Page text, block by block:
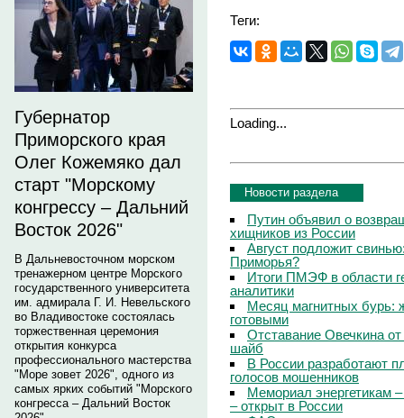
Губернатор
Приморского края
Олег Кожемяко дал
старт "Морскому
конгрессу – Дальний
Восток 2026"
В Дальневосточном морском
тренажерном центре Морского
государственного университета
им. адмирала Г. И. Невельского
во Владивостоке состоялась
торжественная церемония
открытия конкурса
профессионального мастерства
"Море зовет 2026", одного из
самых ярких событий "Морского
конгресса – Дальний Восток
Теги:
Loading...
Новости раздела
Путин объявил о
хищников из России
Август подложит
Приморья?
Итоги ПМЭФ в области
аналитики
Месяц магнитных бурь:
готовыми
Отставание Овечкина
шайб
В России разработают
голосов мошенников
Мемориал энергетикам
– открыт в России